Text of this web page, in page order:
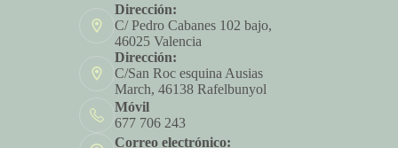
Dirección:
C/ Pedro Cabanes 102 bajo,
46025 Valencia
Dirección:
C/San Roc esquina Ausias
March, 46138 Rafelbunyol
Móvil
677 706 243
Correo electrónico: